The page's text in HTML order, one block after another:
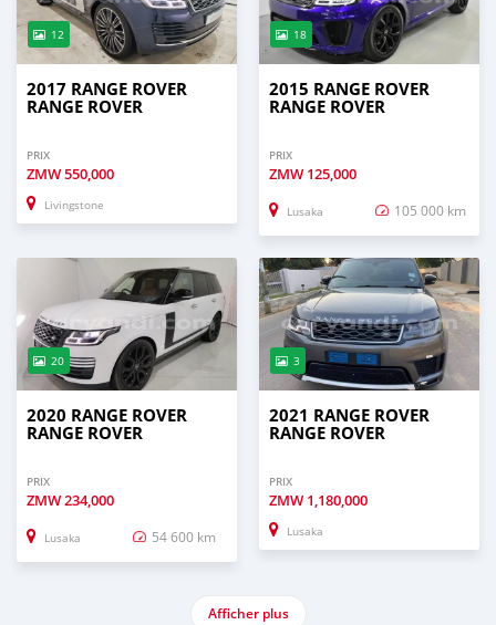
12
2017 RANGE ROVER
RANGE ROVER
PRIX
ZMW550,000
Livingstone
18
2015 RANGE ROVER
RANGE ROVER
PRIX
ZMW 125,000
Lusaka 105 000 km
20
2020 RANGE ROVER
RANGE ROVER
PRIX
ZMW234,000
Lusaka 54 600 km
3
2021 RANGE ROVER
RANGE ROVER
PRIX
ZMW 1,180,000
Lusaka
Afficher plus